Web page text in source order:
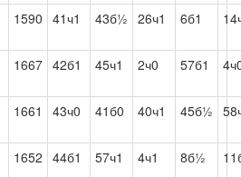
1590 41ч1 43б½ 26ч1 6б1
1667 42б1 45ч1 2ч0 57б1
1661 43ч0 41б0 40ч1 45б½
1652 44б1 57ч1 4ч1 8б½